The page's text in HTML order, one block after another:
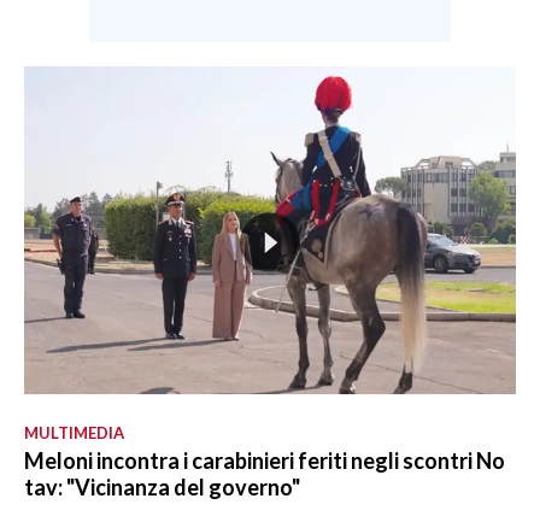
MULTIMEDIA
Meloni incontra i carabinieri feriti negli scontri No
tav: "Vicinanza del governo"